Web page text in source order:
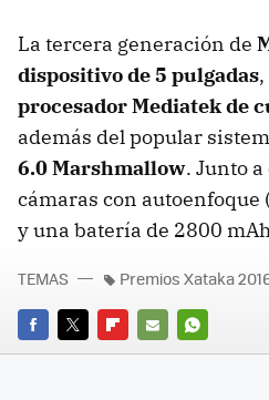
La tercera generación de
dispositivo de 5 pulgadas
procesador Mediatek de
además del popular
6.0 Marshmallow. Junto
cámaras con autoenfoque
y una batería de 2800
FACEBOOK
TWITTERFLIPBOARD
E-
WHATSAPP
TEMAS Premios Xataka